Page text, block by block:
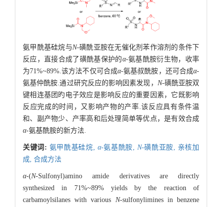
氨甲酰基硅烷与N-磺酰亚胺在无催化剂苯作溶剂的条件下
反应，直接合成了磺酰基保护的α-氨基酰胺衍生物，收率
为71%~89%.该方法不仅可合成α-氨基叔酰胺，还可合成α-
氨基仲酰胺.通过研究反应的影响因素发现， N-磺酰亚胺双
键相连基团旳电子效应是影响反应的重要因素，它既影响
反应完成的时间，又影响产物的产率.该反应具有条件温
和、副产物少、产率高和后处理简单等优点，是有效合成
α-氨基酰胺的新方法.
关键词: 氨甲酰基硅烷, α-氨基酰胺, N-磺酰亚胺, 亲核加
成, 合成方法
α-(N-Sulfonyl)amino amide derivatives are directly
synthesized in 71%~89% yields by the reaction of
carbamoylsilanes with various N-sulfonylimines in benzene